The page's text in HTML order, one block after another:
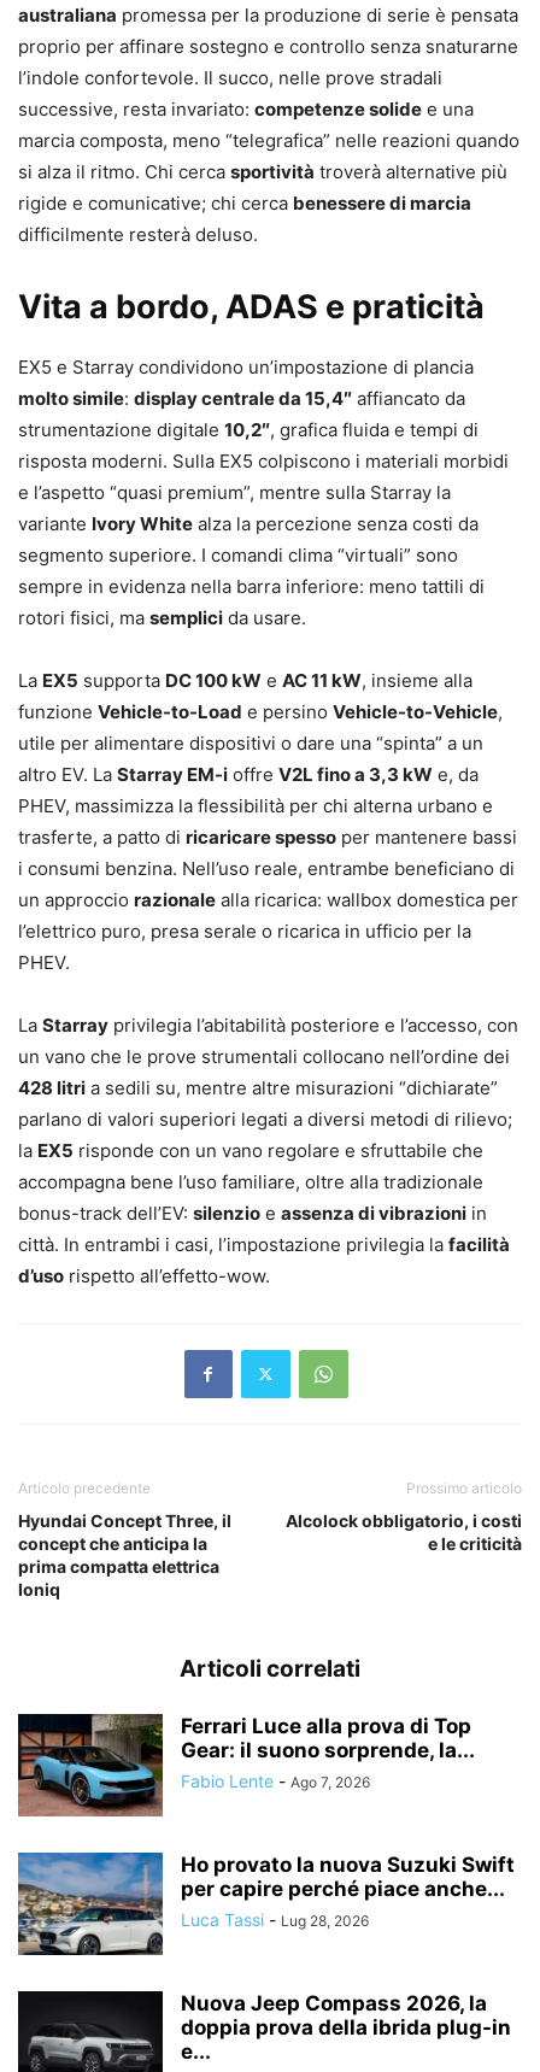
australiana promessa per la produzione di serie è pensata
proprio per affinare sostegno e controllo senza snaturarne
l’indole confortevole. Il succo, nelle prove stradali
successive, resta invariato: competenze solide e una
marcia composta, meno “telegrafica” nelle reazioni quando
si alza il ritmo. Chi cerca sportività troverà alternative più
rigide e comunicative; chi cerca benessere di marcia
difficilmente resterà deluso.
Vita a bordo, ADAS e praticità
EX5 e Starray condividono un’impostazione di plancia
molto simile: display centrale da 15,4″ affiancato da
strumentazione digitale 10,2″, grafica fluida e tempi di
risposta moderni. Sulla EX5 colpiscono i materiali morbidi
e l’aspetto “quasi premium”, mentre sulla Starray la
variante Ivory White alza la percezione senza costi da
segmento superiore. I comandi clima “virtuali” sono
sempre in evidenza nella barra inferiore: meno tattili di
rotori fisici, ma semplici da usare.
La EX5 supporta DC 100 kW e AC 11 kW, insieme alla
funzione Vehicle-to-Load e persino Vehicle-to-Vehicle,
utile per alimentare dispositivi o dare una “spinta” a un
altro EV. La Starray EM-i offre V2L fino a 3,3 kW e, da
PHEV, massimizza la flessibilità per chi alterna urbano e
trasferte, a patto di ricaricare spesso per mantenere bassi
i consumi benzina. Nell’uso reale, entrambe beneficiano di
un approccio razionale alla ricarica: wallbox domestica per
l’elettrico puro, presa serale o ricarica in ufficio per la
PHEV.
La Starray privilegia l’abitabilità posteriore e l’accesso, con
un vano che le prove strumentali collocano nell’ordine dei
428 litri a sedili su, mentre altre misurazioni “dichiarate”
parlano di valori superiori legati a diversi metodi di rilievo;
la EX5 risponde con un vano regolare e sfruttabile che
accompagna bene l’uso familiare, oltre alla tradizionale
bonus-track dell’EV: silenzio e assenza di vibrazioni in
città. In entrambi i casi, l’impostazione privilegia la facilità
d’uso rispetto all’effetto-wow.
Articolo precedente
Hyundai Concept Three, il
concept che anticipa la
prima compatta elettrica
Ioniq
Prossimo articolo
Alcolock obbligatorio, i costi
e le criticità
Articoli correlati
Ferrari Luce alla prova di Top
Gear: il suono sorprende, la...
Fabio Lente - Ago 7, 2026
Ho provato la nuova Suzuki Swift
per capire perché piace anche...
Luca Tassi - Lug 28, 2026
Nuova Jeep Compass 2026, la
doppia prova della ibrida plug-in
e...